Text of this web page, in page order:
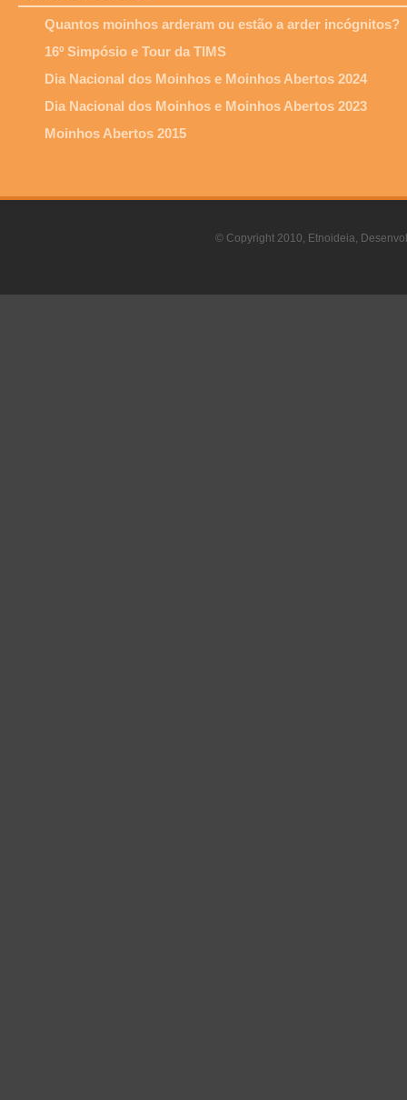
Quantos moinhos arderam ou estão a arder incógnitos?
16º Simpósio e Tour da TIMS
Dia Nacional dos Moinhos e Moinhos Abertos 2024
Dia Nacional dos Moinhos e Moinhos Abertos 2023
Moinhos Abertos 2015
© Copyright 2010, Etnoideia,